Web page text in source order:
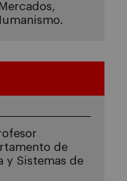
de
y Sistemas de